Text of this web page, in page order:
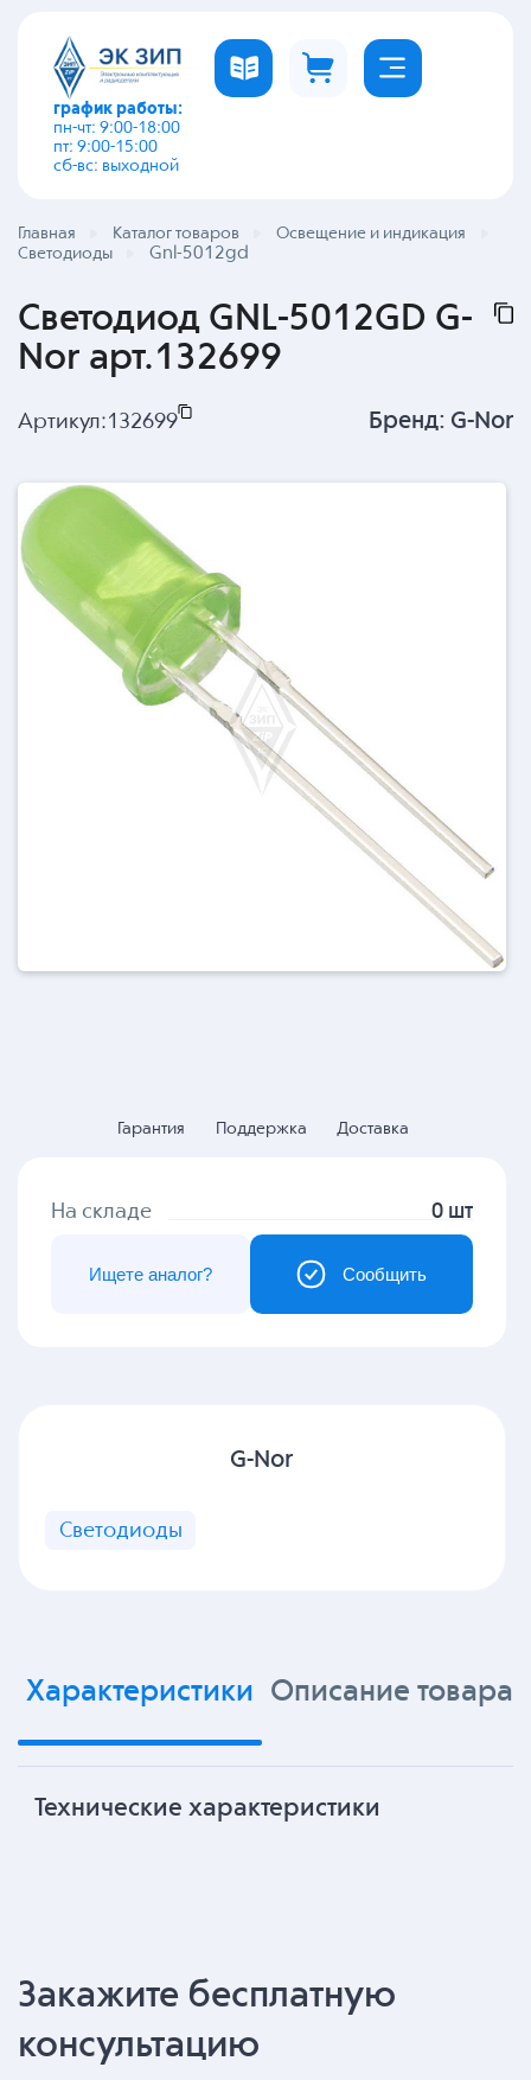
график работы:
пн-чт: 9:00-18:00
пт: 9:00-15:00
сб-вс: выходной
Главная Каталог товаров
Освещение и индикация
Светодиоды
Gnl-5012gd
Светодиод GNL-5012GD G-
Nor арт.132699
Артикул:132699 Бренд: G-Nor
Гарантия Поддержка Доставка
На складе 0 шт
Сообщить
Ищете аналог?
G-Nor
Светодиоды
Характеристики Описание товара
Технические характеристики
Закажите бесплатную
консультацию